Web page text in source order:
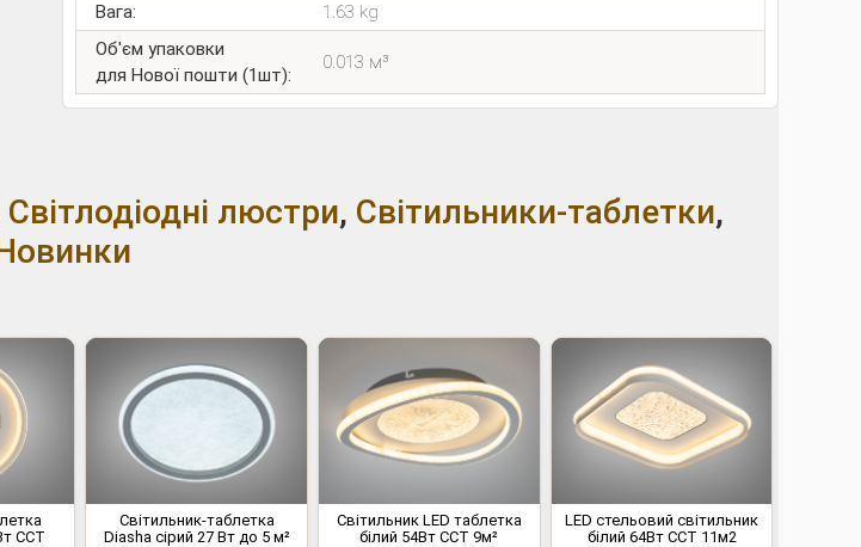
Вага:
1.63 kg
Об'єм упаковки
для Нової пошти (1шт):
0.013 м³
Світлодіодні люстри, Світильники-таблетки,
CCT
Світильник-таблетка
Diasha сірий 27 Вт до 5 м²
Світильник LED таблетка
білий 54Вт CCT 9м²
LED стельовий світильник
білий 64Вт CCT 11м2